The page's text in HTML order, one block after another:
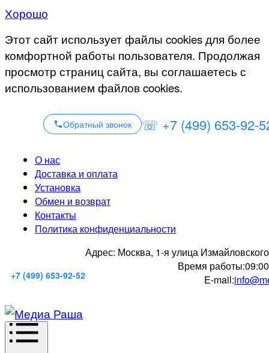
Хорошо
Этот сайт использует файлы cookies для более
комфортной работы пользователя. Продолжая
просмотр страниц сайта, вы соглашаетесь с
использованием файлов cookies.
Обратный звонок ☏ +7 (499) 653-92-
О нас
Доставка и оплата
Установка
Обмен и возврат
Контакты
Политика конфиденциальности
+7 (499) 653-92-52
Адрес: Москва, 1-я улица
Время работы:
E-mail: